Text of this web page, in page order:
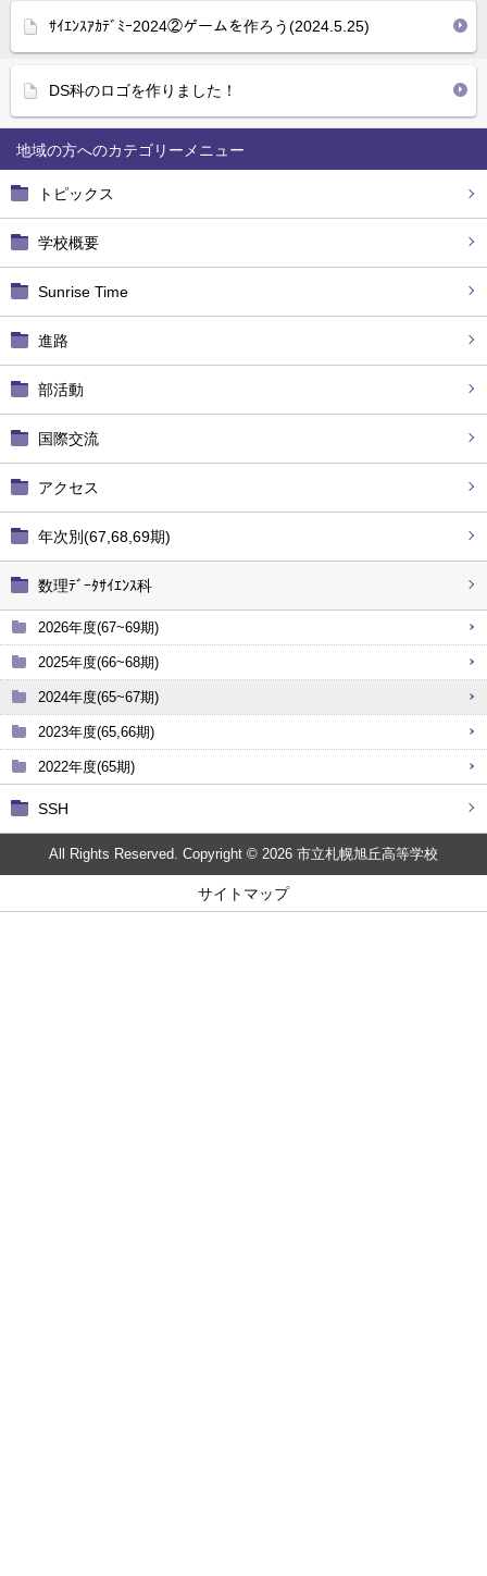
地域の方へ
トピックス
学校概要
Sunrise Time
進路
部活動
国際交流
アクセス
年次別(67,68,69期)
数理ﾃﾞｰﾀｻｲｴﾝｽ科
2026年度(67~69期)
2025年度(66~68期)
2024年度(65~67期)
2023年度(65,66期)
2022年度(65期)
SSH
ｻｲｴﾝｽｱｶﾃﾞﾐｰ2024②ゲームを作ろう(2024.5.25)
DS科のロゴを作りました！
All Rights Reserved. Copyright © 2026 市立札幌旭丘高等学校
サイトマップ